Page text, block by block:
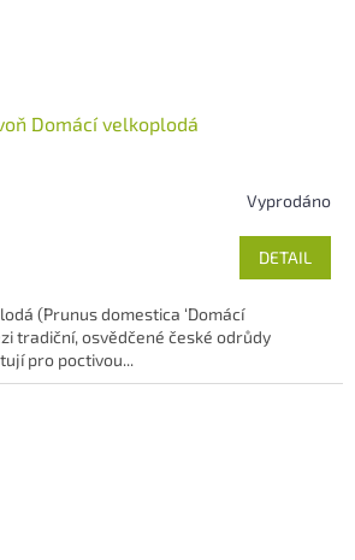
Domácí velkoplodá
Vyprodáno
DETAIL
(Prunus domestica ‘Domácí
tradiční, osvědčené české odrůdy
pro poctivou...